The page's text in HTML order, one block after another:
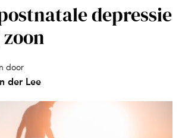
depressie
door
der Lee